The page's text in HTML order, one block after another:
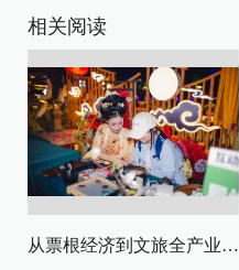
相关阅读
从票根经济到文旅全产业链升级